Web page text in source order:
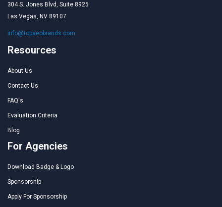
304 S. Jones Blvd, Suite 8925
Las Vegas, NV 89107
info@topseobrands.com
Resources
About Us
Contact Us
FAQ's
Evaluation Criteria
Blog
For Agencies
Download Badge & Logo
Sponsorship
Apply For Sponsorship